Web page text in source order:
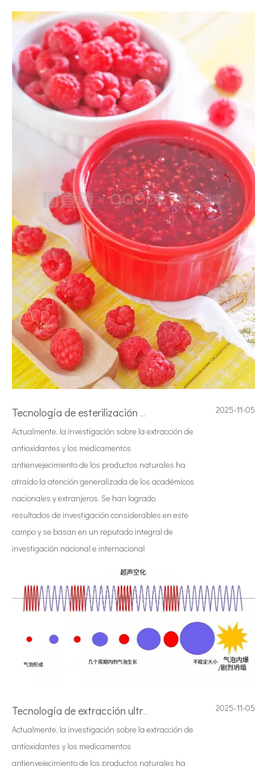
Tecnología de esterilización ultrasónica de mermeladas
Actualmente, la investigación sobre la extracción de
antioxidantes y los medicamentos
antienvejecimiento de los productos naturales ha
atraído la atención generalizada de los académicos
nacionales y extranjeros. Se han logrado
resultados de investigación considerables en este
campo y se basan en un reputado integral de
investigación nacional e internacional
2025-11-05
Tecnología de extracción ultrasónica de hongos
Actualmente, la investigación sobre la extracción de
antioxidantes y los medicamentos
antienvejecimiento de los productos naturales ha
2025-11-05